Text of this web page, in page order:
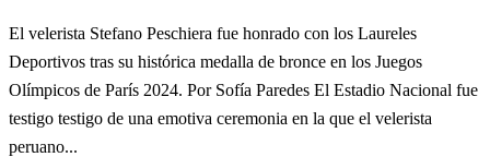
El velerista Stefano Peschiera fue honrado con los Laureles
Deportivos tras su histórica medalla de bronce en los Juegos
Olímpicos de París 2024. Por Sofía Paredes El Estadio Nacional fue
testigo testigo de una emotiva ceremonia en la que el velerista
peruano...